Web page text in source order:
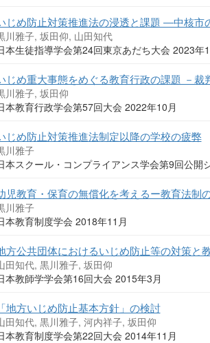
じめ防止対策推進法の浸透と課題 ―中核
川雅子, 坂田仰, 山田知代
本生徒指導学会第24回東京あだち大会 2023年
じめ重大事態をめぐる教育行政の課題 －
川雅子, 坂田仰
本教育行政学会第57回大会 2022年10月
じめ防止対策推進法制定以降の学校の疲弊
川雅子
本スクール・コンプライアンス学会第9回公開
児教育・保育の無償化を考えるー教育法制
川雅子
本教育制度学会 2018年11月
方公共団体におけるいじめ防止等の対策と
田知代, 黒川雅子, 坂田仰
本教師学学会第16回大会 2015年3月
地方いじめ防止基本方針」の検討
田知代, 黒川雅子, 河内祥子, 坂田仰
本教育制度学会第22回大会 2014年11月